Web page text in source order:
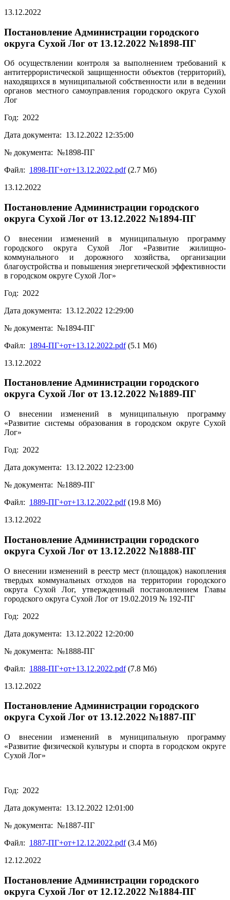
13.12.2022
Постановление Администрации городского
округа Сухой Лог от 13.12.2022 №1898-ПГ
Об осуществлении контроля за выполнением требований к
антитеррористической защищенности объектов (территорий),
находящихся в муниципальной собственности или в ведении
органов местного самоуправления городского округа Сухой
Лог
Год: 2022
Дата документа: 13.12.2022 12:35:00
№ документа: №1898-ПГ
Файл: 1898-ПГ+от+13.12.2022.pdf(2.7 Мб)
13.12.2022
Постановление Администрации городского
округа Сухой Лог от 13.12.2022 №1894-ПГ
О внесении изменений в муниципальную программу
городского округа Сухой Лог «Развитие жилищно-
коммунального и дорожного хозяйства, организации
благоустройства и повышения энергетической эффективности
в городском округе Сухой Лог»
Год: 2022
Дата документа: 13.12.2022 12:29:00
№ документа: №1894-ПГ
Файл: 1894-ПГ+от+13.12.2022.pdf(5.1 Мб)
13.12.2022
Постановление Администрации городского
округа Сухой Лог от 13.12.2022 №1889-ПГ
О внесении изменений в муниципальную программу
«Развитие системы образования в городском округе Сухой
Лог»
Год: 2022
Дата документа: 13.12.2022 12:23:00
№ документа: №1889-ПГ
Файл: 1889-ПГ+от+13.12.2022.pdf(19.8 Мб)
13.12.2022
Постановление Администрации городского
округа Сухой Лог от 13.12.2022 №1888-ПГ
О внесении изменений в реестр мест (площадок) накопления
твердых коммунальных отходов на территории городского
округа Сухой Лог, утвержденный постановлением Главы
городского округа Сухой Лог от 19.02.2019 № 192-ПГ
Год: 2022
Дата документа: 13.12.2022 12:20:00
№ документа: №1888-ПГ
Файл: 1888-ПГ+от+13.12.2022.pdf(7.8 Мб)
13.12.2022
Постановление Администрации городского
округа Сухой Лог от 13.12.2022 №1887-ПГ
О внесении изменений в муниципальную программу
«Развитие физической культуры и спорта в городском округе
Сухой Лог»
Год: 2022
Дата документа: 13.12.2022 12:01:00
№ документа: №1887-ПГ
Файл: 1887-ПГ+от+12.12.2022.pdf(3.4 Мб)
12.12.2022
Постановление Администрации городского
округа Сухой Лог от 12.12.2022 №1884-ПГ